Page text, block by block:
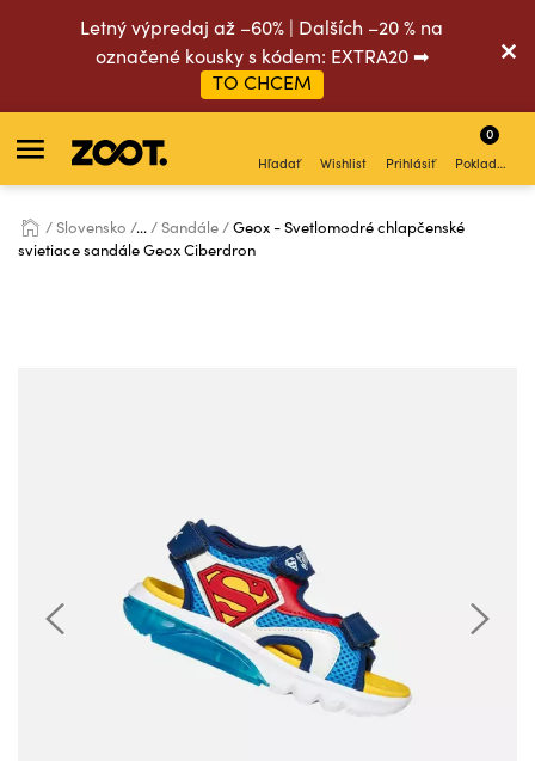
Letný výpredaj až –60% | Dalších –20 % na
označené kousky s kódem: EXTRA20 ➡
TO CHCEM
Hľadať Wishlist Prihlásiť Pokladňa
0
Slovensko ... Sandále
Geox - Svetlomodré chlapčenské
svietiace sandále Geox Ciberdron